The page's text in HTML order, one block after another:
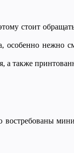
стоит
нежно
а также
востребованы